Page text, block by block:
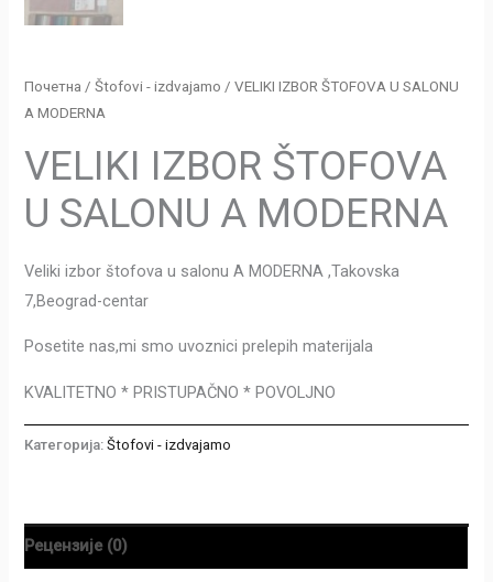
Почетна /Štofovi - izdvajamo / VELIKI IZBOR ŠTOFOVA U SALONU
A MODERNA
VELIKI IZBOR ŠTOFOVA
U SALONU A MODERNA
Veliki izbor štofova u salonu A MODERNA ,Takovska
7,Beograd-centar
Posetite nas,mi smo uvoznici prelepih materijala
KVALITETNO * PRISTUPAČNO * POVOLJNO
Категорија:Štofovi - izdvajamo
Рецензије (0)